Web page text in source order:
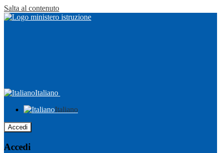
Salta al contenuto
Italiano
Italiano
Accedi
Accedi